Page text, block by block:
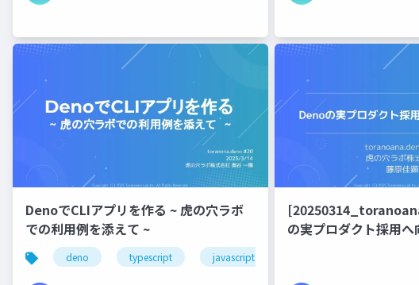
DenoでCLIアプリを作る ~ 虎の穴ラボ
での利用例を添えて ~
deno typescript javascript
の実プロダクト採用